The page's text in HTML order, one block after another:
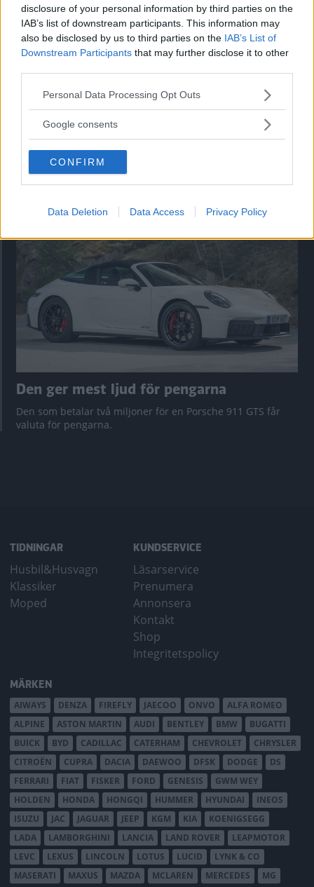
disclosure of your personal information by third parties on the
IAB’s list of downstream participants. This information may
also be disclosed by us to third parties on the IAB’s List of
Downstream Participants that may further disclose it to other
Please note that this website/app uses one or more Google
not limited to your visit or usage behaviour. You may click to
use your data for below specified purposes in below Google
consent section.
Personal Data Processing Opt Outs
Google consents
CONFIRM
Data Deletion Data Access Privacy Policy
Så står sig nya Toyota RAV4
Den ger mest ljud för pengarna
Den som betalar två miljoner för en Porsche 911 GTS får
valuta för pengarna.
TIDNINGAR
Husbil&Husvagn
Klassiker
Moped
KUNDSERVICE
Läsarservice
Prenumera
Annonsera
Kontakt
Shop
Integritetspolicy
MÄRKEN
AIWAYS DENZA FIREFLY JAECOO ONVO
ALFA ROMEO
ALPINE
ASTON MARTIN AUDI BENTLEY BMW
BUGATTI
BUICK
BYD CADILLAC CATERHAM CHEVROLET
CHRYSLER
CITROËN
CUPRA DACIA DAEWOO DFSK DODGE
DS
FERRARI
FIAT FISKER FORD GENESIS
GWM WEY
HOLDEN
HONDA HONGQI HUMMER HYUNDAI
INEOS
ISUZU
JAC JAGUAR JEEP KGM KIA
KOENIGSEGG
LADA
LAMBORGHINI LANCIA LAND ROVER
LEAPMOTOR
LEVC
LEXUS LINCOLN LOTUS LUCID
LYNK & CO
MASERATI
MAXUS MAZDA MCLAREN MERCEDES MG